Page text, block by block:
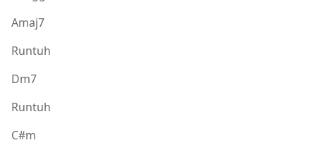
Amaj7
Runtuh
Dm7
Runtuh
C#m